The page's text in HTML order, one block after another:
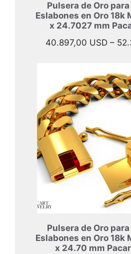
Pulsera de Oro
Eslabones en Oro 18k
x 24.7027 mm
40.897,00 USD –
Pulsera de Oro
Eslabones en Oro 18k
x 24.70 mm